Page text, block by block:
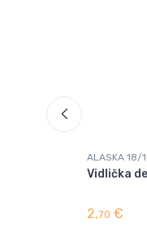
ALASKA 18/
Vidlička
2,70 €